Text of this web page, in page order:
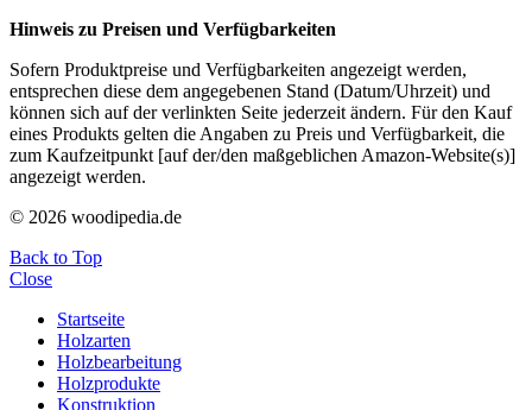
Hinweis zu Preisen und Verfügbarkeiten
Sofern Produktpreise und Verfügbarkeiten angezeigt werden,
entsprechen diese dem angegebenen Stand (Datum/Uhrzeit) und
können sich auf der verlinkten Seite jederzeit ändern. Für den Kauf
eines Produkts gelten die Angaben zu Preis und Verfügbarkeit, die
zum Kaufzeitpunkt [auf der/den maßgeblichen Amazon-Website(s)]
angezeigt werden.
© 2026 woodipedia.de
Back to Top
Close
Startseite
Holzarten
Holzbearbeitung
Holzprodukte
Konstruktion